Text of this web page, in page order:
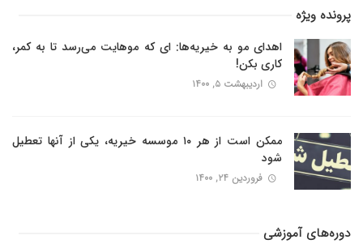
پرونده ویژه
اهدای مو به خیریه‌ها: ای که موهایت می‌رسد تا به کمر،
کاری بکن!
اردیبهشت ۵, ۱۴۰۰
ممکن است از هر ۱۰ موسسه خیریه، یکی از آنها تعطیل
شود
فروردین ۲۴, ۱۴۰۰
دوره‌های آموزشی